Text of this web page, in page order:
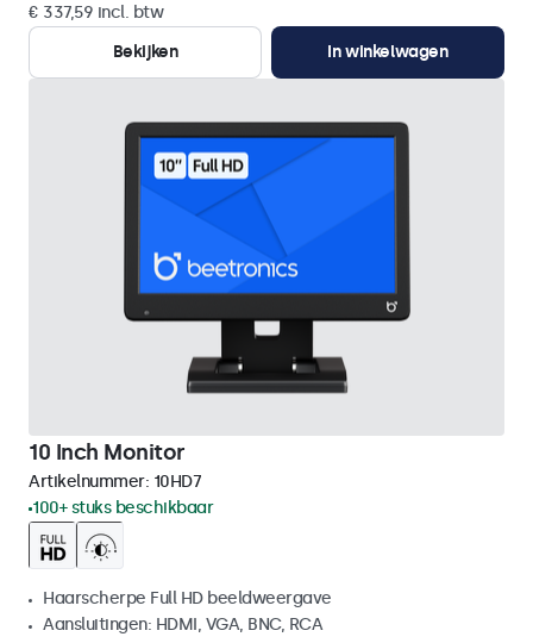
€ 337,59 incl. btw
Bekijken
In winkelwagen
10 Inch Monitor
Artikelnummer: 10HD7
100+ stuks beschikbaar
Haarscherpe Full HD beeldweergave
Aansluitingen: HDMI, VGA, BNC, RCA